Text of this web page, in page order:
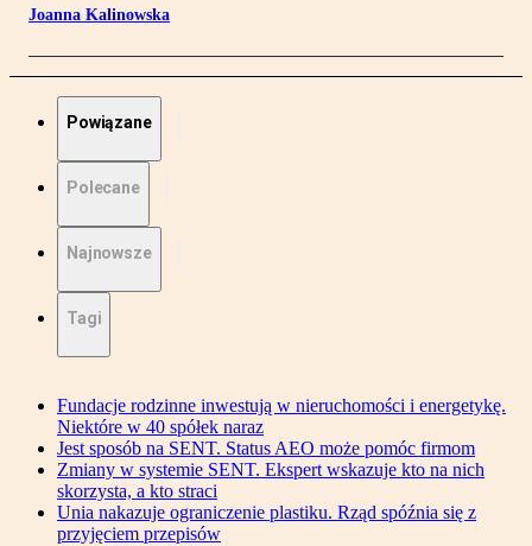
Joanna Kalinowska
Powiązane
Polecane
Najnowsze
Tagi
Fundacje rodzinne inwestują w nieruchomości i energetykę.
Niektóre w 40 spółek naraz
Jest sposób na SENT. Status AEO może pomóc firmom
Zmiany w systemie SENT. Ekspert wskazuje kto na nich
skorzysta, a kto straci
Unia nakazuje ograniczenie plastiku. Rząd spóźnia się z
przyjęciem przepisów